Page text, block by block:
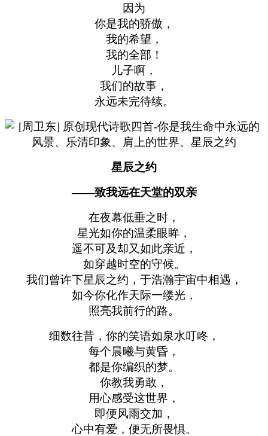
因为
你是我的骄傲，
我的希望，
我的全部！
儿子啊，
我们的故事，
永远未完待续。
星辰之约
——致我远在天堂的双亲
在夜幕低垂之时，
星光如你的温柔眼眸，
遥不可及却又如此亲近，
如穿越时空的守候。
我们曾许下星辰之约，于浩瀚宇宙中相遇，
如今你化作天际一缕光，
照亮我前行的路。
细数往昔，你的笑语如泉水叮咚，
每个晨曦与黄昏，
都是你编织的梦。
你教我勇敢，
用心感受这世界，
即便风雨交加，
心中有爱，便无所畏惧。